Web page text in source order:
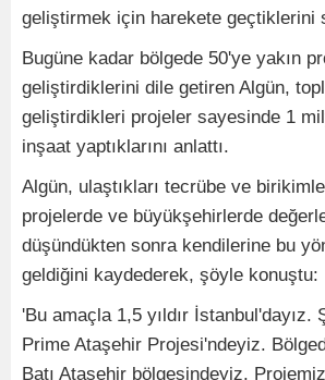
geliştirmek için harekete geçtiklerini
Bugüne kadar bölgede 50'ye yakın
geliştirdiklerini dile getiren Algün,
geliştirdikleri projeler sayesinde 1
inşaat yaptıklarını anlattı.
Algün, ulaştıkları tecrübe ve
projelerde ve büyükşehirlerde
düşündükten sonra kendilerine bu
geldiğini kaydederek, şöyle konuştu:
'Bu amaçla 1,5 yıldır İstanbul'dayız.
Prime Ataşehir Projesi'ndeyiz.
Batı Ataşehir bölgesindeyiz.